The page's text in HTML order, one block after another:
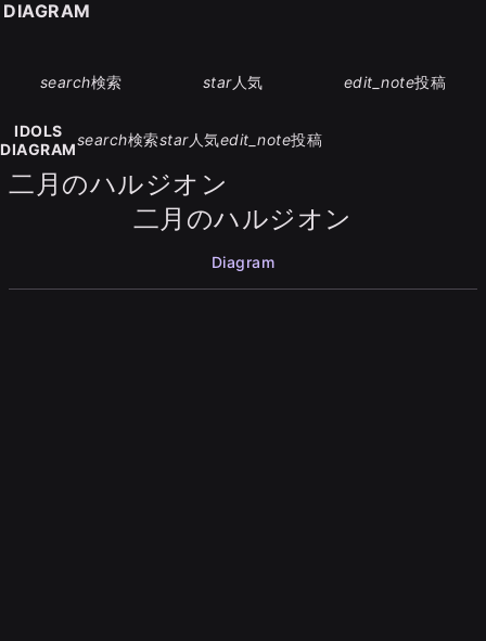
search検索 star人気 edit_note投稿
IDOLS
DIAGRAM
search検索star人気edit_note投稿
二月のハルジオン
二月のハルジオン
Diagram